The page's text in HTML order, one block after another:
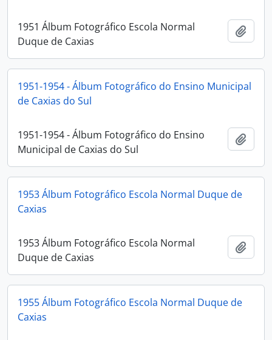
1951 Álbum Fotográfico Escola Normal
Duque de Caxias
1951-1954 - Álbum Fotográfico do Ensino Municipal
de Caxias do Sul
1951-1954 - Álbum Fotográfico do Ensino
Municipal de Caxias do Sul
1953 Álbum Fotográfico Escola Normal Duque de
Caxias
1953 Álbum Fotográfico Escola Normal
Duque de Caxias
1955 Álbum Fotográfico Escola Normal Duque de
Caxias